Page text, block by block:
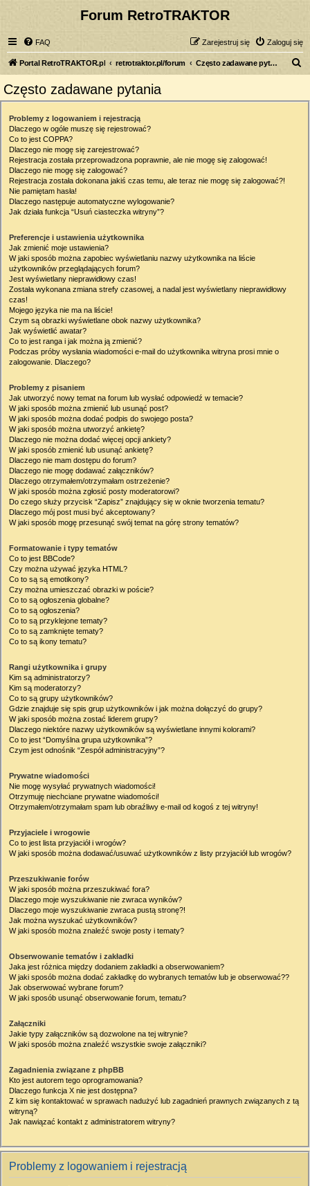
Forum RetroTRAKTOR
FAQ Zaloguj się
Zarejestruj się
Portal RetroTRAKTOR.pl retrotraktor.pl/forum Często zadawane pytania
Często zadawane pytania
Problemy z logowaniem i rejestracją
Dlaczego w ogóle muszę się rejestrować?
Co to jest COPPA?
Dlaczego nie mogę się zarejestrować?
Rejestracja została przeprowadzona poprawnie, ale nie mogę się zalogować!
Dlaczego nie mogę się zalogować?
Rejestracja została dokonana jakiś czas temu, ale teraz nie mogę się zalogować?!
Nie pamiętam hasła!
Dlaczego następuje automatyczne wylogowanie?
Jak działa funkcja “Usuń ciasteczka witryny”?
Preferencje i ustawienia użytkownika
Jak zmienić moje ustawienia?
W jaki sposób można zapobiec wyświetlaniu nazwy użytkownika na liście
użytkowników przeglądających forum?
Jest wyświetlany nieprawidłowy czas!
Została wykonana zmiana strefy czasowej, a nadal jest wyświetlany nieprawidłowy
czas!
Mojego języka nie ma na liście!
Czym są obrazki wyświetlane obok nazwy użytkownika?
Jak wyświetlić awatar?
Co to jest ranga i jak można ją zmienić?
Podczas próby wysłania wiadomości e-mail do użytkownika witryna prosi mnie o
zalogowanie. Dlaczego?
Problemy z pisaniem
Jak utworzyć nowy temat na forum lub wysłać odpowiedź w temacie?
W jaki sposób można zmienić lub usunąć post?
W jaki sposób można dodać podpis do swojego posta?
W jaki sposób można utworzyć ankietę?
Dlaczego nie można dodać więcej opcji ankiety?
W jaki sposób zmienić lub usunąć ankietę?
Dlaczego nie mam dostępu do forum?
Dlaczego nie mogę dodawać załączników?
Dlaczego otrzymałem/otrzymałam ostrzeżenie?
W jaki sposób można zgłosić posty moderatorowi?
Do czego służy przycisk “Zapisz” znajdujący się w oknie tworzenia tematu?
Dlaczego mój post musi być akceptowany?
W jaki sposób mogę przesunąć swój temat na górę strony tematów?
Formatowanie i typy tematów
Co to jest BBCode?
Czy można używać języka HTML?
Co to są są emotikony?
Czy można umieszczać obrazki w poście?
Co to są ogłoszenia globalne?
Co to są ogłoszenia?
Co to są przyklejone tematy?
Co to są zamknięte tematy?
Co to są ikony tematu?
Rangi użytkownika i grupy
Kim są administratorzy?
Kim są moderatorzy?
Co to są grupy użytkowników?
Gdzie znajduje się spis grup użytkowników i jak można dołączyć do grupy?
W jaki sposób można zostać liderem grupy?
Dlaczego niektóre nazwy użytkowników są wyświetlane innymi kolorami?
Co to jest “Domyślna grupa użytkownika”?
Czym jest odnośnik “Zespół administracyjny”?
Prywatne wiadomości
Nie mogę wysyłać prywatnych wiadomości!
Otrzymuję niechciane prywatne wiadomości!
Otrzymałem/otrzymałam spam lub obraźliwy e-mail od kogoś z tej witryny!
Przyjaciele i wrogowie
Co to jest lista przyjaciół i wrogów?
W jaki sposób można dodawać/usuwać użytkowników z listy przyjaciół lub wrogów?
Przeszukiwanie forów
W jaki sposób można przeszukiwać fora?
Dlaczego moje wyszukiwanie nie zwraca wyników?
Dlaczego moje wyszukiwanie zwraca pustą stronę?!
Jak można wyszukać użytkowników?
W jaki sposób można znaleźć swoje posty i tematy?
Obserwowanie tematów i zakładki
Jaka jest różnica między dodaniem zakładki a obserwowaniem?
W jaki sposób można dodać zakładkę do wybranych tematów lub je obserwować??
Jak obserwować wybrane forum?
W jaki sposób usunąć obserwowanie forum, tematu?
Załączniki
Jakie typy załączników są dozwolone na tej witrynie?
W jaki sposób można znaleźć wszystkie swoje załączniki?
Zagadnienia związane z phpBB
Kto jest autorem tego oprogramowania?
Dlaczego funkcja X nie jest dostępna?
Z kim się kontaktować w sprawach nadużyć lub zagadnień prawnych związanych z tą
witryną?
Jak nawiązać kontakt z administratorem witryny?
Problemy z logowaniem i rejestracją